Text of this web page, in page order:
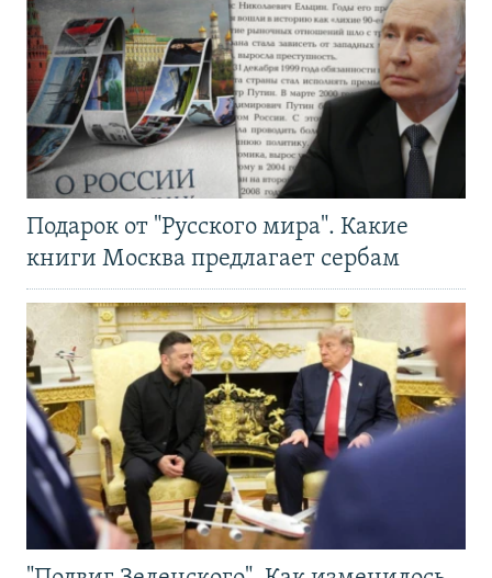
Подарок от "Русского мира". Какие
книги Москва предлагает сербам